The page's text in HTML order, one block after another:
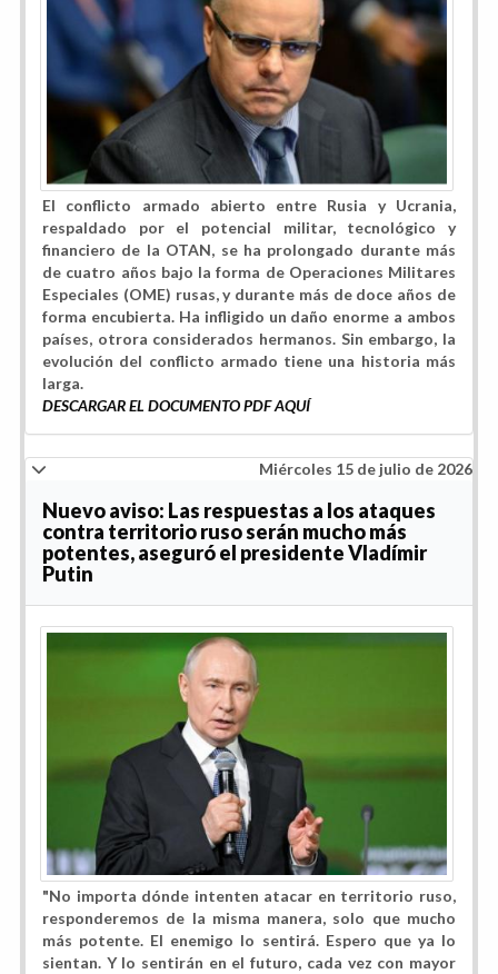
El conflicto armado abierto entre Rusia y Ucrania,
respaldado por el potencial militar, tecnológico y
financiero de la OTAN, se ha prolongado durante más
de cuatro años bajo la forma de Operaciones Militares
Especiales (OME) rusas, y durante más de doce años de
forma encubierta. Ha infligido un daño enorme a ambos
países, otrora considerados hermanos. Sin embargo, la
evolución del conflicto armado tiene una historia más
larga.
DESCARGAR EL DOCUMENTO PDF AQUÍ
Miércoles 15 de julio de 2026
Nuevo aviso: Las respuestas a los ataques
contra territorio ruso serán mucho más
potentes, aseguró el presidente Vladímir
Putin
"No importa dónde intenten atacar en territorio ruso,
responderemos de la misma manera, solo que mucho
más potente. El enemigo lo sentirá. Espero que ya lo
sientan. Y lo sentirán en el futuro, cada vez con mayor